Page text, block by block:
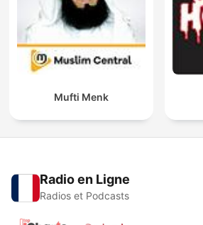
Mufti Menk
Radio en Ligne
Radios et Podcasts